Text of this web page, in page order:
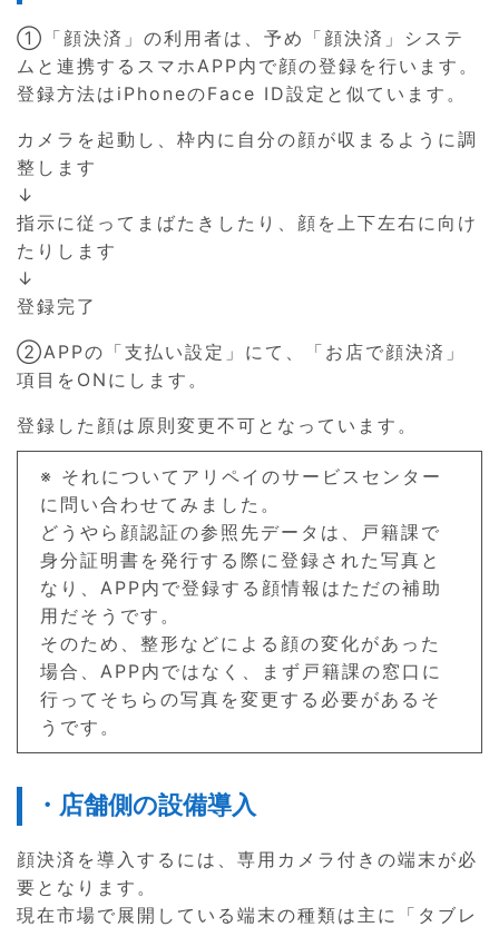
①「顔決済」の利用者は、予め「顔決済」システ
ムと連携するスマホAPP内で顔の登録を行います。
登録方法はiPhoneのFace ID設定と似ています。
カメラを起動し、枠内に自分の顔が収まるように調
整します
↓
指示に従ってまばたきしたり、顔を上下左右に向け
たりします
↓
登録完了
②APPの「支払い設定」にて、「お店で顔決済」
項目をONにします。
登録した顔は原則変更不可となっています。
※ それについてアリペイのサービスセンター
に問い合わせてみました。
どうやら顔認証の参照先データは、戸籍課で
身分証明書を発行する際に登録された写真と
なり、APP内で登録する顔情報はただの補助
用だそうです。
そのため、整形などによる顔の変化があった
場合、APP内ではなく、まず戸籍課の窓口に
行ってそちらの写真を変更する必要があるそ
うです。
・店舗側の設備導入
顔決済を導入するには、専用カメラ付きの端末が必
要となります。
現在市場で展開している端末の種類は主に「タブレ